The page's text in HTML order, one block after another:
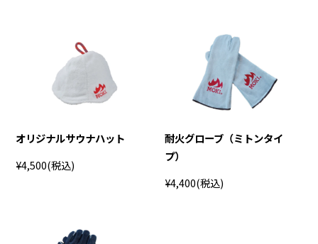
オリジナルサウナハット
¥4,500(税込)
耐火グローブ（ミトンタイ
プ）
¥4,400(税込)